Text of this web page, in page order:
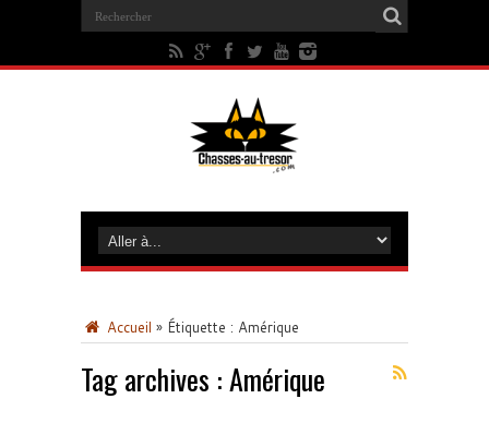
Accueil » Étiquette : Amérique
Tag archives :Amérique